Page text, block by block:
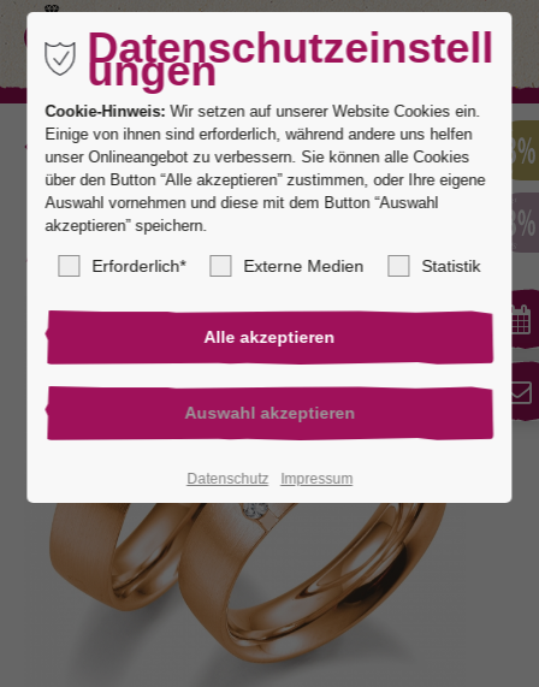
Zurück
Karlsruhe 3
Datenschutzeinstell
ungen
Cookie-Hinweis: Wir setzen auf unserer Website Cookies ein.
Einige von ihnen sind erforderlich, während andere uns helfen
unser Onlineangebot zu verbessern. Sie können alle Cookies
über den Button “Alle akzeptieren” zustimmen, oder Ihre eigene
Auswahl vornehmen und diese mit dem Button “Auswahl
akzeptieren” speichern.
Erforderlich* Externe Medien Statistik
Datenschutz Impressum